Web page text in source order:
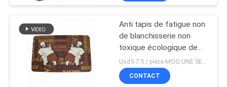
NOUS
VISITE
D'USINE
Feuille en
caoutchouc de NBR
31
Anti tapis de fatigue non
de blanchisserie non
toxique écologique de
glissement
CONTACT